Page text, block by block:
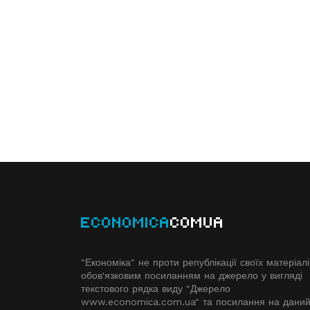
ECONOMICACOMUA
"Економіка" не проти републікації своїх
обов'язковим посиланням на джерело у вигляді
текстового рядка виду "Джерело
www.economiсa.com.ua" та посилання на даний